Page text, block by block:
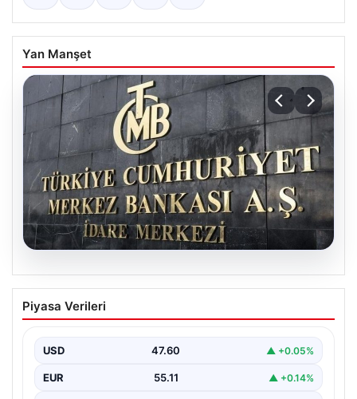
Yan Manşet
04.08.2026
Nisan Ayı Merkez Bankası Kararı: Tarih
ve Ekonomistlerin Beklentileri
Kurulu'nun Nisan ayı faiz kararını açıklamak üzere
gerçekleştireceği…
Piyasa Verileri
USD 47.60 ▲ +0.05%
EUR 55.11 ▲ +0.14%